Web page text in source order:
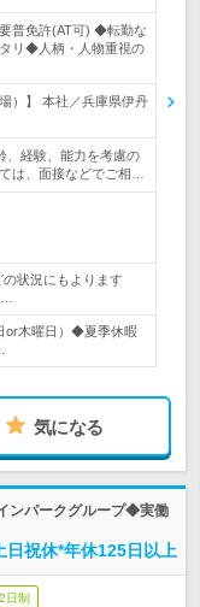
普免許(AT可) ◆転勤な
リ◆人柄・人物重視の
）】 本社／兵庫県伊丹
経験、能力を考慮の
は、面接などでご相…
状況にもよります
or木曜日）◆夏季休暇
気になる
ンパークグループ◆実働
祝休*年休125日以上
日制